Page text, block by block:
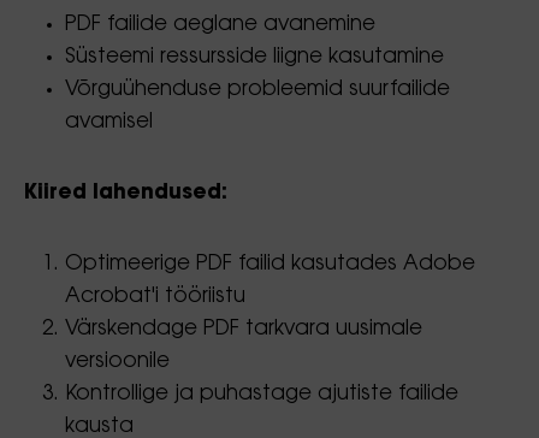
PDF failide aeglane avanemine
Süsteemi ressursside liigne kasutamine
Võrguühenduse probleemid suurfailide
avamisel
Kiired lahendused:
Optimeerige PDF failid kasutades Adobe
Acrobat'i tööriistu
Värskendage PDF tarkvara uusimale
versioonile
Kontrollige ja puhastage ajutiste failide
kausta